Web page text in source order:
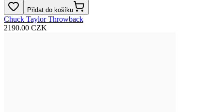
Přidat do košíku
Chuck Taylor Throwback
2190.00 CZK